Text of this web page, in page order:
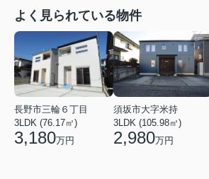
よく見られている物件
長野市三輪６丁目
3LDK (76.17㎡)
3,180万円
須坂市大字米持
3LDK (105.98㎡)
2,980万円